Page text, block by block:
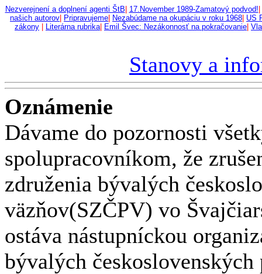
Nezverejnení a doplnení agenti ŠtB 17.November 1989-Zamatový podvod!
našich autorov Pripravujeme Nezabúdame na okupáciu v roku 1968 US
zákony
Literárna rubrika| Emil Švec: Nezákonnosť na pokračovanie
Stanovy a
Oznámenie
Dávame do pozornosti
spolupracovníkom, že
združenia bývalých
väzňov(SZČPV) vo
ostáva nástupníckou
bývalých